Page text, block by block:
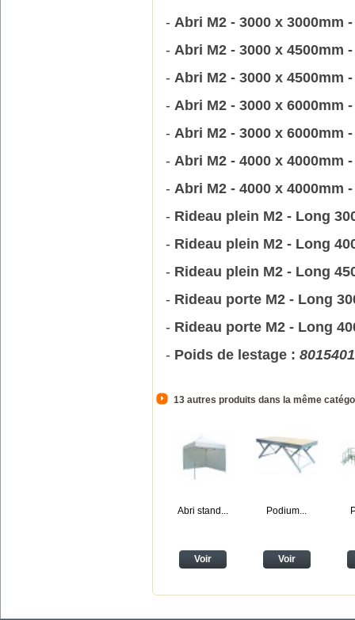
- Abri M2 - 3000 x 3000mm
- Abri M2 - 3000 x 4500mm
- Abri M2 - 3000 x 4500mm
- Abri M2 - 3000 x 6000mm
- Abri M2 - 3000 x 6000mm
- Abri M2 - 4000 x 4000mm
- Abri M2 - 4000 x 4000mm
- Rideau plein M2 - Long
- Rideau plein M2 - Long
- Rideau plein M2 - Long
- Rideau porte M2 - Long
- Rideau porte M2 - Long
- Poids de lestage :
13 autres produits dans la même
Abri stand...
Voir
Podium...
Voir